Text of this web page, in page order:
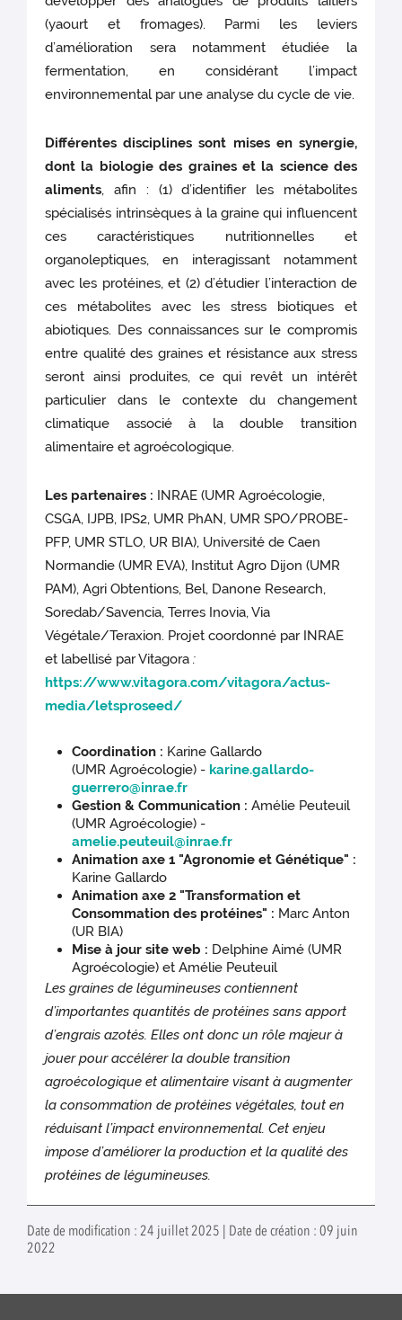
(yaourt et fromages). Parmi les leviers
d’amélioration sera notamment étudiée la
fermentation, en considérant l’impact
environnemental par une analyse du cycle de vie.
Différentes disciplines sont mises en synergie,
dont la biologie des graines et la science des
aliments, afin : (1) d’identifier les métabolites
spécialisés intrinsèques à la graine qui influencent
ces caractéristiques nutritionnelles et
organoleptiques, en interagissant notamment
avec les protéines, et (2) d’étudier l’interaction de
ces métabolites avec les stress biotiques et
abiotiques. Des connaissances sur le compromis
entre qualité des graines et résistance aux stress
seront ainsi produites, ce qui revêt un intérêt
particulier dans le contexte du changement
climatique associé à la double transition
alimentaire et agroécologique.
Les partenaires : INRAE (UMR Agroécologie,
CSGA, IJPB, IPS2, UMR PhAN, UMR SPO/PROBE-
PFP, UMR STLO, UR BIA), Université de Caen
Normandie (UMR EVA), Institut Agro Dijon (UMR
PAM), Agri Obtentions, Bel, Danone Research,
Soredab/Savencia, Terres Inovia, Via
Végétale/Teraxion. Projet coordonné par INRAE
et labellisé par Vitagora :
https://www.vitagora.com/vitagora/actus-
media/letsproseed/
Coordination : Karine Gallardo
(UMR Agroécologie) - karine.gallardo-
guerrero@inrae.fr
Gestion & Communication :Amélie Peuteuil
(UMR Agroécologie) -
amelie.peuteuil@inrae.fr
Animation axe 1 "Agronomie et Génétique" :
Karine Gallardo
Animation axe 2 "Transformation et
Consommation des protéines" : Marc Anton
(UR BIA)
Mise à jour site web : Delphine Aimé (UMR
Agroécologie) et Amélie Peuteuil
Les graines de légumineuses contiennent
d’importantes quantités de protéines sans apport
d’engrais azotés. Elles ont donc un rôle majeur à
jouer pour accélérer la double transition
agroécologique et alimentaire visant à augmenter
la consommation de protéines végétales, tout en
réduisant l’impact environnemental. Cet enjeu
impose d’améliorer la production et la qualité des
protéines de légumineuses.
Date de modification : 24 juillet 2025 | Date de création : 09 juin
2022